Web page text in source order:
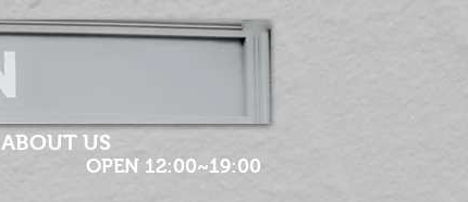
ABOUT US
OPEN 12:00~19:00